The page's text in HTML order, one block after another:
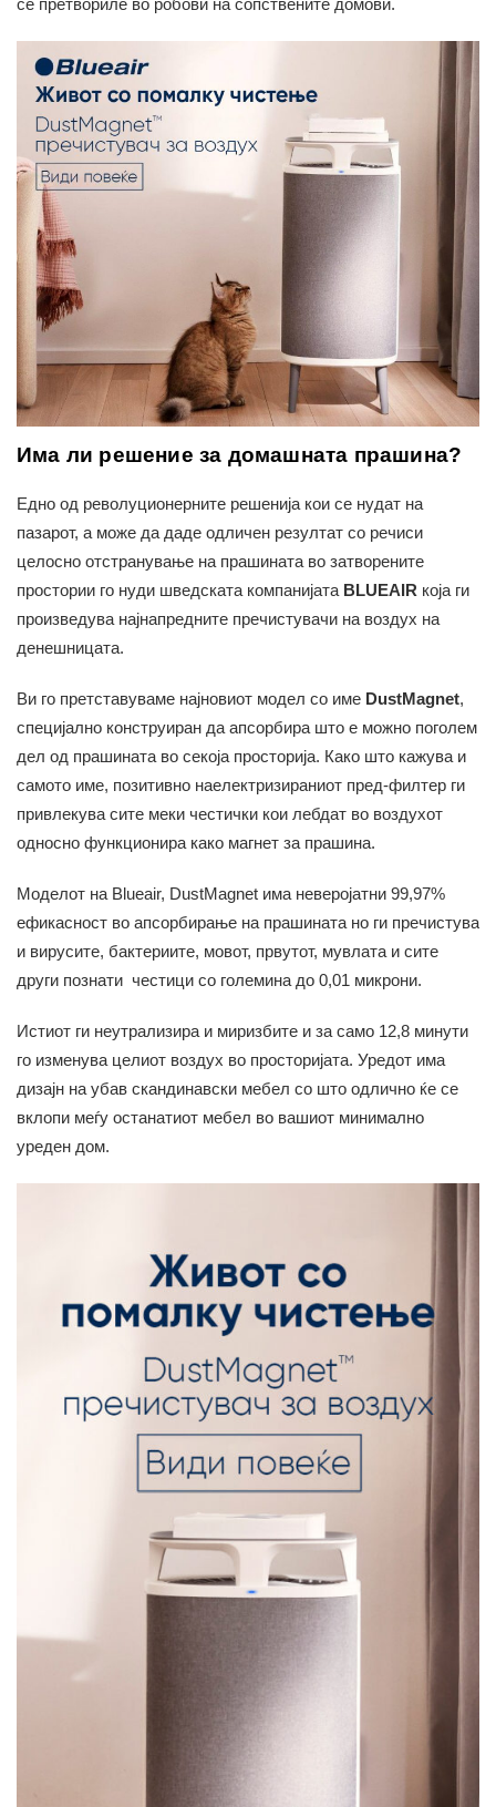
Има ли решение за домашната прашина?
Едно од револуционерните решенија кои се нудат на
пазарот, а може да даде одличен резултат со речиси
целосно отстранување на прашината во затворените
простории го нуди шведската компанијата BLUEAIR која ги
произведува најнапредните пречистувачи на воздух на
денешницата.
Ви го претставуваме најновиот модел со име DustMagnet,
специјално конструиран да апсорбира што е можно поголем
дел од прашината во секоја просторија. Како што кажува и
самото име, позитивно наелектризираниот пред-филтер ги
привлекува сите меки честички кои лебдат во воздухот
односно функционира како магнет за прашина.
Моделот на Blueair, DustMagnet има неверојатни 99,97%
ефикасност во апсорбирање на прашината но ги пречистува
и вирусите, бактериите, мовот, првутот, мувлата и сите
други познати честици со големина до 0,01 микрони.
Истиот ги неутрализира и миризбите и за само 12,8 минути
го изменува целиот воздух во просторијата. Уредот има
дизајн на убав скандинавски мебел со што одлично ќе се
вклопи меѓу останатиот мебел во вашиот минимално
уреден дом.